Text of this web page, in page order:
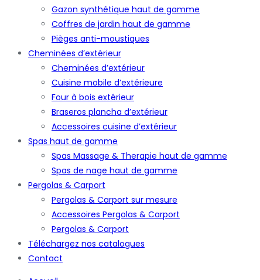
Gazon synthétique haut de gamme
Coffres de jardin haut de gamme
Pièges anti-moustiques
Cheminées d’extérieur
Cheminées d’extérieur
Cuisine mobile d’extérieure
Four à bois extérieur
Braseros plancha d’extérieur
Accessoires cuisine d’extérieur
Spas haut de gamme
Spas Massage & Therapie haut de gamme
Spas de nage haut de gamme
Pergolas & Carport
Pergolas & Carport sur mesure
Accessoires Pergolas & Carport
Pergolas & Carport
Téléchargez nos catalogues
Contact